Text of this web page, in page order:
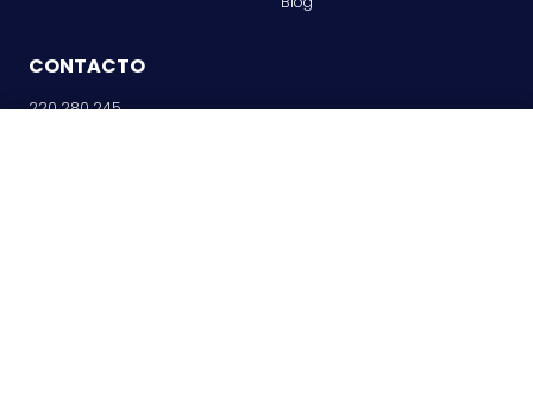
CONTACTO
220 280 245